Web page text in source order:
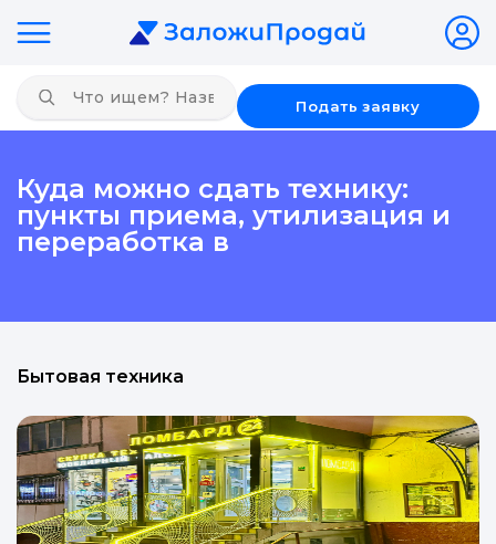
Подать заявку
Куда можно сдать технику:
пункты приема, утилизация и
переработка в
Бытовая техника